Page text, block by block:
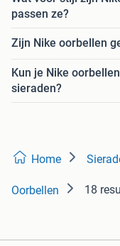
passen ze?
Zijn Nike oorbellen
Kun je Nike
sieraden?
Home
Oorbellen 18